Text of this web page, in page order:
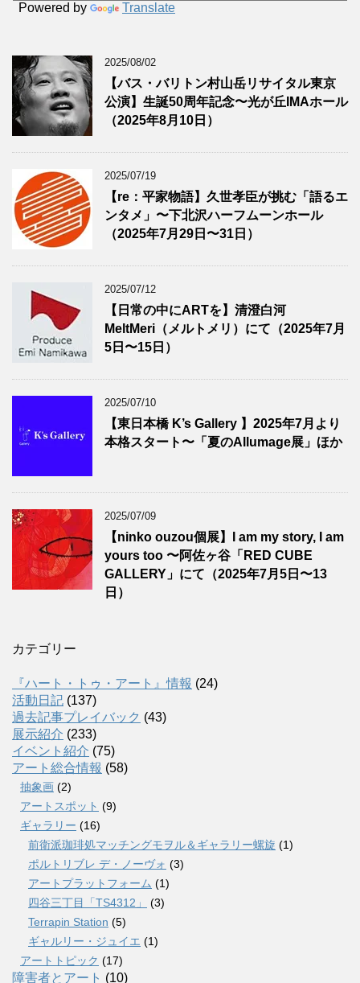
Powered by Translate
2025/08/02
【バス・バリトン村山岳リサイタル東京
公演】生誕50周年記念〜光が丘IMAホール
（2025年8月10日）
2025/07/19
【re：平家物語】久世孝臣が挑む「語るエ
ンタメ」〜下北沢ハーフムーンホール
（2025年7月29日〜31日）
2025/07/12
【日常の中にARTを】清澄白河
MeltMeri（メルトメリ）にて（2025年7月
5日〜15日）
2025/07/10
【東日本橋 K’s Gallery 】2025年7月より
本格スタート〜「夏のAllumage展」ほか
2025/07/09
【ninko ouzou個展】I am my story, I am
yours too 〜阿佐ヶ谷「RED CUBE
GALLERY」にて（2025年7月5日〜13
日）
カテゴリー
『ハート・トゥ・アート』情報 (24)
活動日記 (137)
過去記事プレイバック (43)
展示紹介 (233)
イベント紹介 (75)
アート総合情報 (58)
抽象画 (2)
アートスポット (9)
ギャラリー (16)
前衛派珈琲処マッチングモヲル＆ギャラリー螺旋 (1)
ポルトリブレ デ・ノーヴォ (3)
アートプラットフォーム (1)
四谷三丁目「TS4312」
(3)
Terrapin Station (5)
ギャルリー・ジュイエ (1)
アートトピック (17)
障害者とアート (10)